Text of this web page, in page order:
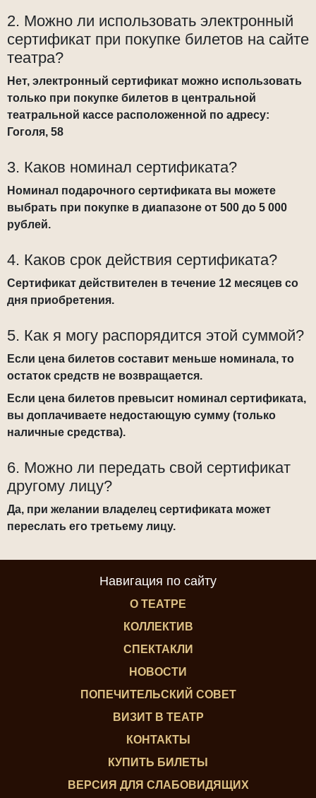
2. Можно ли использовать электронный
сертификат при покупке билетов на сайте
театра?
Нет, электронный сертификат можно использовать
только при покупке билетов в центральной
театральной кассе расположенной по адресу:
Гоголя, 58
3. Каков номинал сертификата?
Номинал подарочного сертификата вы можете
выбрать при покупке в диапазоне от 500 до 5 000
рублей.
4. Каков срок действия сертификата?
Сертификат действителен в течение 12 месяцев со
дня приобретения.
5. Как я могу распорядится этой суммой?
Если цена билетов составит меньше номинала, то
остаток средств не возвращается.
Если цена билетов превысит номинал сертификата,
вы доплачиваете недостающую сумму (только
наличные средства).
6. Можно ли передать свой сертификат
другому лицу?
Да, при желании владелец сертификата может
переслать его третьему лицу.
Навигация по сайту
О ТЕАТРЕ
КОЛЛЕКТИВ
СПЕКТАКЛИ
НОВОСТИ
ПОПЕЧИТЕЛЬСКИЙ СОВЕТ
ВИЗИТ В ТЕАТР
КОНТАКТЫ
КУПИТЬ БИЛЕТЫ
ВЕРСИЯ ДЛЯ СЛАБОВИДЯЩИХ